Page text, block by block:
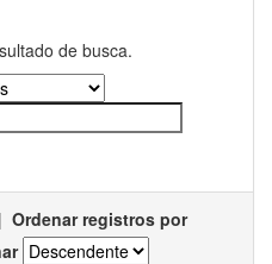
de busca.
| Ordenar registros por